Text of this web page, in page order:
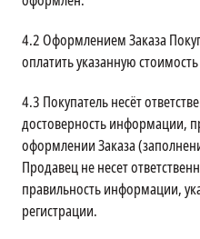
4.2Оформлением Заказа
оплатить указанную
4.3 Покупатель несёт
достоверность информации,
оформлении Заказа
Продавец не несет
правильность информации,
регистрации.